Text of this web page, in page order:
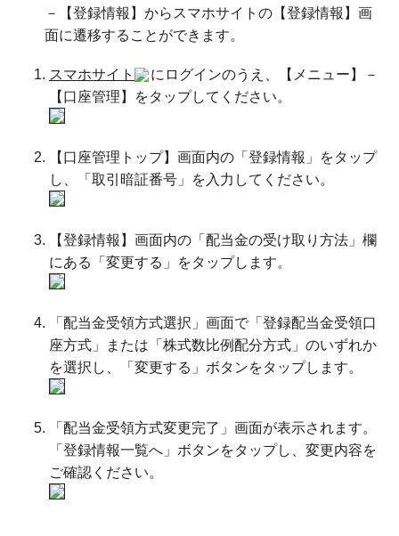
－【登録情報】からスマホサイトの【登録情報】画
面に遷移することができます。
スマホサイト
にログインのうえ、【メニュー】－
【口座管理】をタップしてください。
【口座管理トップ】画面内の「登録情報」をタップ
し、「取引暗証番号」を入力してください。
【登録情報】画面内の「配当金の受け取り方法」欄
にある「変更する」をタップします。
「配当金受領方式選択」画面で「登録配当金受領口
座方式」または「株式数比例配分方式」のいずれか
を選択し、「変更する」ボタンをタップします。
「配当金受領方式変更完了」画面が表示されます。
「登録情報一覧へ」ボタンをタップし、変更内容を
ご確認ください。